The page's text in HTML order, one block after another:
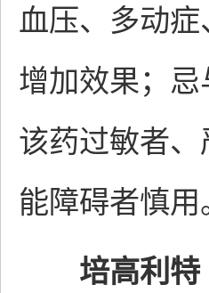
血压、多动
增加效果；
该药过敏者
能障碍者慎用
培高利特